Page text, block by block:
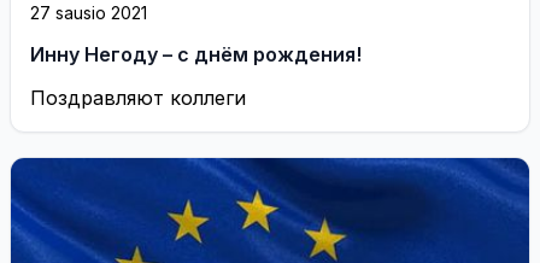
27 sausio 2021
Инну Негоду – с днём рождения!
Поздравляют коллеги